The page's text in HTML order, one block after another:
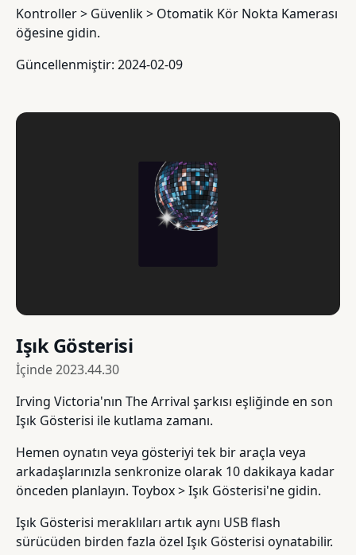
Kontroller > Güvenlik > Otomatik Kör Nokta Kamerası
öğesine gidin.
Güncellenmiştir: 2024-02-09
Işık Gösterisi
İçinde2023.44.30
Irving Victoria'nın The Arrival şarkısı eşliğinde en son
Işık Gösterisi ile kutlama zamanı.
Hemen oynatın veya gösteriyi tek bir araçla veya
arkadaşlarınızla senkronize olarak 10 dakikaya kadar
önceden planlayın. Toybox > Işık Gösterisi'ne gidin.
Işık Gösterisi meraklıları artık aynı USB flash
sürücüden birden fazla özel Işık Gösterisi oynatabilir.